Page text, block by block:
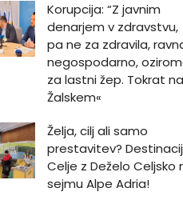
Korupcija: “Z javnim
denarjem v zdravstvu,
pa ne za zdravila,
negospodarno,
za lastni žep. Tokrat na
Žalskem«
Želja, cilj ali samo
prestavitev?
Celje z Deželo Celjsko
sejmu Alpe Adria!